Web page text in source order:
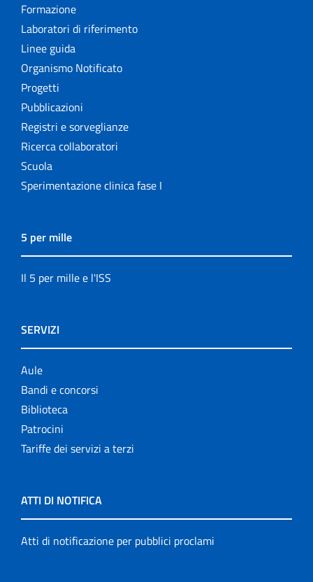
Formazione
Laboratori di riferimento
Linee guida
Organismo Notificato
Progetti
Pubblicazioni
Registri e sorveglianze
Ricerca collaboratori
Scuola
Sperimentazione clinica fase I
5 per mille
Il 5 per mille e l'ISS
SERVIZI
Aule
Bandi e concorsi
Biblioteca
Patrocini
Tariffe dei servizi a terzi
ATTI DI NOTIFICA
Atti di notificazione per pubblici proclami